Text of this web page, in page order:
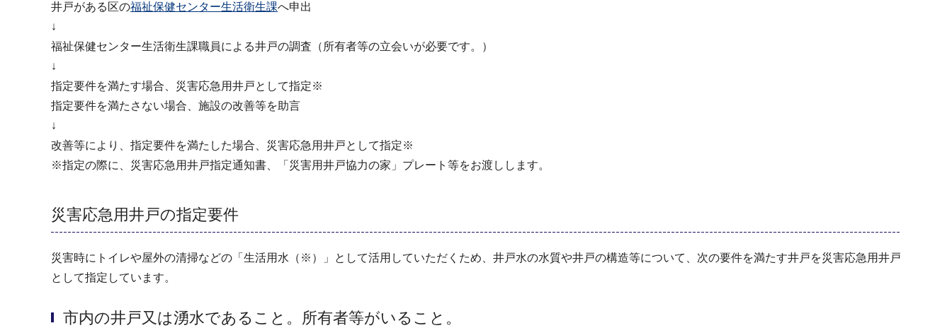
井戸がある区の福祉保健センター生活衛生課へ申出
↓
福祉保健センター生活衛生課職員による井戸の調査（所有者等の立会いが必要です。）
↓
指定要件を満たす場合、災害応急用井戸として指定※
指定要件を満たさない場合、施設の改善等を助言
↓
改善等により、指定要件を満たした場合、災害応急用井戸として指定※
※指定の際に、災害応急用井戸指定通知書、「災害用井戸協力の家」プレート等をお渡しします。
災害応急用井戸の指定要件
災害時にトイレや屋外の清掃などの「生活用水（※）」として活用していただくため、井戸水の水質や井戸の構造等について、次の要件を満たす井戸を災害応急用井戸
として指定しています。
市内の井戸又は湧水であること。所有者等がいること。